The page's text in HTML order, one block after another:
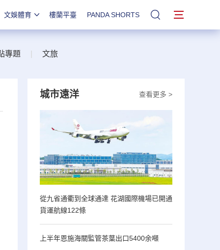
文娛體育 樓蘭平臺 PANDA SHORTS 站內搜索
專題 文旅
查看更多 >
城市遠洋
從九省通衢到全球通達 花湖國際機場已開通
貨運航線122條
上半年恩施海關監管茶葉出口5400余噸